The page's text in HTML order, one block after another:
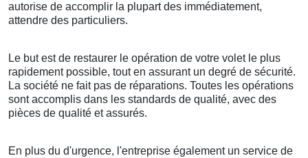
autorise de accomplir la plupart des immédiatement,
attendre des particuliers.
Le but est de restaurer le opération de votre volet le plus
rapidement possible, tout en assurant un degré de sécurité.
La société ne fait pas de réparations. Toutes les opérations
sont accomplis dans les standards de qualité, avec des
pièces de qualité et assurés.
En plus du d'urgence, l'entreprise également un service de